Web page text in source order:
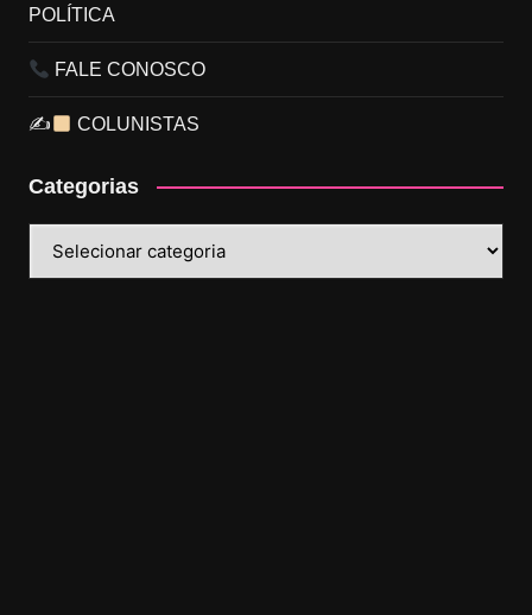
POLÍTICA
FALE CONOSCO
✍ COLUNISTAS
Categorias